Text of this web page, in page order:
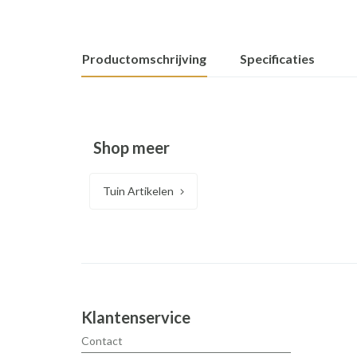
Productomschrijving Specificaties
Shop meer
Tuin Artikelen
Klantenservice
Contact